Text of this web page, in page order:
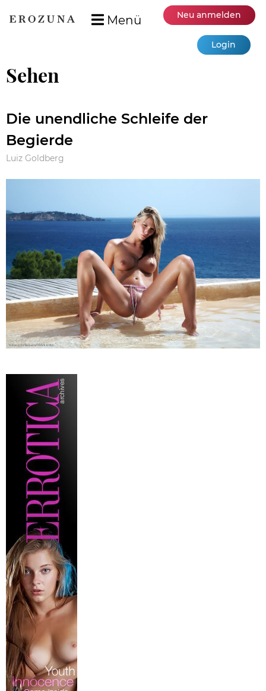
Menü Neu anmelden
Login
Sehen
Die unendliche Schleife der
Begierde
Luiz Goldberg